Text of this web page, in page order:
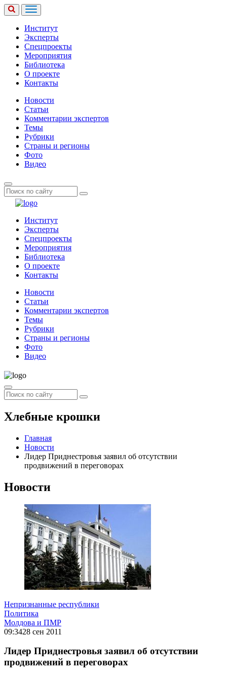
Институт
Эксперты
Спецпроекты
Мероприятия
Библиотека
О проекте
Контакты
Новости
Статьи
Комментарии экспертов
Темы
Рубрики
Страны и регионы
Фото
Видео
Институт
Эксперты
Спецпроекты
Мероприятия
Библиотека
О проекте
Контакты
Новости
Статьи
Комментарии экспертов
Темы
Рубрики
Страны и регионы
Фото
Видео
Хлебные крошки
Главная
Новости
Лидер Приднестровья заявил об отсутствии
продвижений в переговорах
Новости
Непризнанные республики
Политика
Молдова и ПМР
09:3428 сен 2011
Лидер Приднестровья заявил об отсутствии
продвижений в переговорах